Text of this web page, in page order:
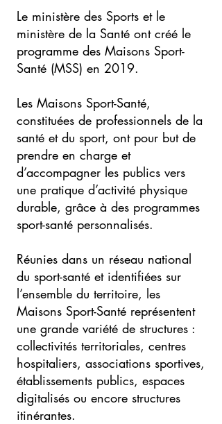
Le ministère des Sports et le
ministère de la Santé ont créé le
programme des Maisons Sport-
Santé (MSS) en 2019.
Les Maisons Sport-Santé,
constituées de professionnels de la
santé et du sport, ont pour but de
prendre en charge et
d’accompagner les publics vers
une pratique d’activité physique
durable, grâce à des programmes
sport-santé personnalisés.
Réunies dans un réseau national
du sport-santé et identifiées sur
l’ensemble du territoire, les
Maisons Sport-Santé représentent
une grande variété de structures :
collectivités territoriales, centres
hospitaliers, associations sportives,
établissements publics, espaces
digitalisés ou encore structures
itinérantes.